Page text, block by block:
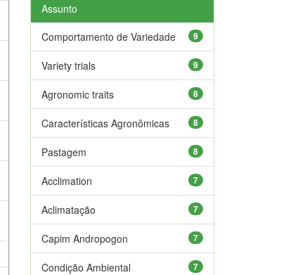
Assunto
9
Comportamento de Variedade
9
Variety trials
8
Agronomic traits
8
Características Agronômicas
8
Pastagem
7
Acclimation
7
Aclimatação
7
Capim Andropogon
7
Condição Ambiental